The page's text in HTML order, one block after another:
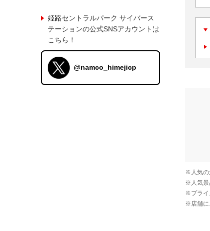
姫路セントラルパーク サイバース
テーションの公式SNSアカウントは
こちら！
@namco_himejicp